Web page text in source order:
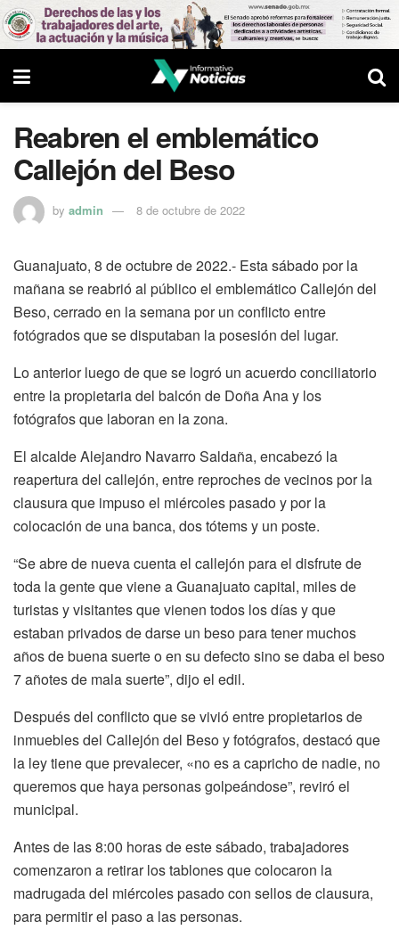
Reabren el emblemático
Callejón del Beso
by admin 8 de octubre de 2022
Guanajuato, 8 de octubre de 2022.- Esta sábado por la
mañana se reabrió al público el emblemático Callejón del
Beso, cerrado en la semana por un conflicto entre
fotógrados que se disputaban la posesión del lugar.
Lo anterior luego de que se logró un acuerdo conciliatorio
entre la propietaria del balcón de Doña Ana y los
fotógrafos que laboran en la zona.
El alcalde Alejandro Navarro Saldaña, encabezó la
reapertura del callejón, entre reproches de vecinos por la
clausura que impuso el miércoles pasado y por la
colocación de una banca, dos tótems y un poste.
“Se abre de nueva cuenta el callejón para el disfrute de
toda la gente que viene a Guanajuato capital, miles de
turistas y visitantes que vienen todos los días y que
estaban privados de darse un beso para tener muchos
años de buena suerte o en su defecto sino se daba el beso
7 añotes de mala suerte”, dijo el edil.
Después del conflicto que se vivió entre propietarios de
inmuebles del Callejón del Beso y fotógrafos, destacó que
la ley tiene que prevalecer, «no es a capricho de nadie, no
queremos que haya personas golpeándose”, reviró el
municipal.
Antes de las 8:00 horas de este sábado, trabajadores
comenzaron a retirar los tablones que colocaron la
madrugada del miércoles pasado con sellos de clausura,
para permitir el paso a las personas.